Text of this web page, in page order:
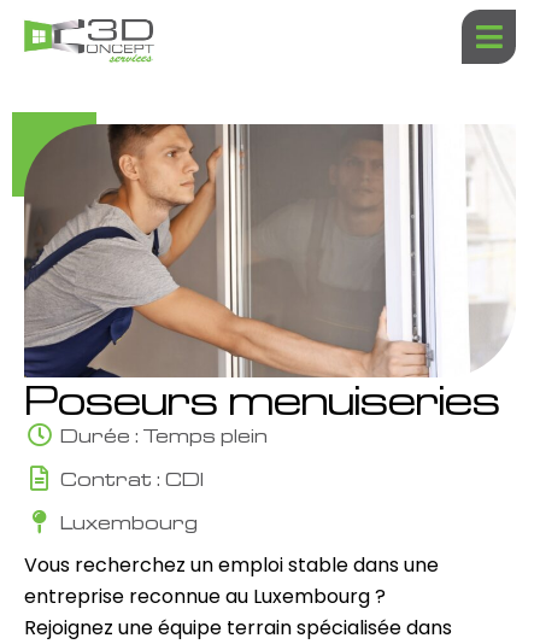
Aller
au
Poseurs menuiseries
Durée : Temps plein
Contrat : CDI
Luxembourg
Vous recherchez un emploi stable dans une
entreprise reconnue au Luxembourg ?
Rejoignez une équipe terrain spécialisée dans